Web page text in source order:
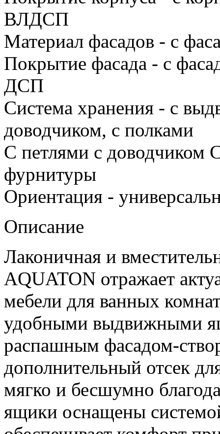
ВЛДСП
Материал фасадов - с
Покрытие фасада - с
ДСП
Система хранения - с
доводчиком, с полками
С петлями с доводчиком
фурнитуры
Ориентация -
Описание
Лаконичная и
AQUATON отражает
мебели для ванных
удобными выдвижными
распашным фасадом-
дополнительный отсек
мягко и бесшумно
ящики оснащены